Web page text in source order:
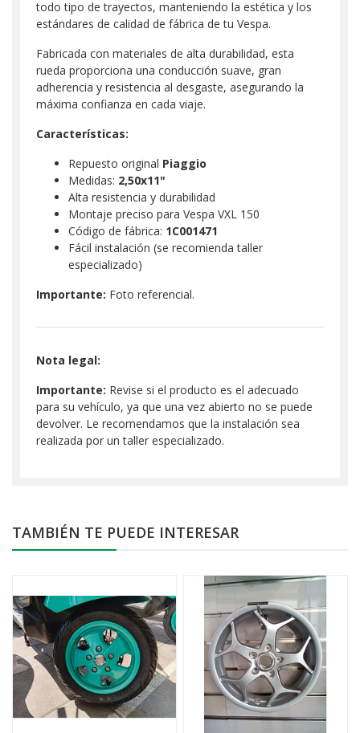
todo tipo de trayectos, manteniendo la estética y los
estándares de calidad de fábrica de tu Vespa.
Fabricada con materiales de alta durabilidad, esta
rueda proporciona una conducción suave, gran
adherencia y resistencia al desgaste, asegurando la
máxima confianza en cada viaje.
Características:
Repuesto original Piaggio
Medidas: 2,50x11"
Alta resistencia y durabilidad
Montaje preciso para Vespa VXL 150
Código de fábrica: 1C001471
Fácil instalación (se recomienda taller
especializado)
Importante: Foto referencial.
Nota legal:
Importante: Revise si el producto es el adecuado
para su vehículo, ya que una vez abierto no se puede
devolver. Le recomendamos que la instalación sea
realizada por un taller especializado.
TAMBIÉN TE PUEDE INTERESAR